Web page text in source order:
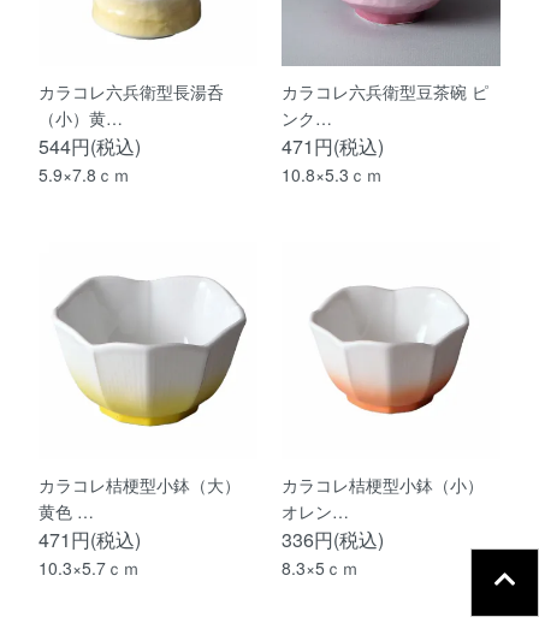
カラコレ六兵衛型長湯呑
（小）黄…
544円(税込)
5.9×7.8ｃｍ
カラコレ六兵衛型豆茶碗 ピ
ンク…
471円(税込)
10.8×5.3ｃｍ
カラコレ桔梗型小鉢（大）
黄色 …
471円(税込)
10.3×5.7ｃｍ
カラコレ桔梗型小鉢（小）
オレン…
336円(税込)
8.3×5ｃｍ